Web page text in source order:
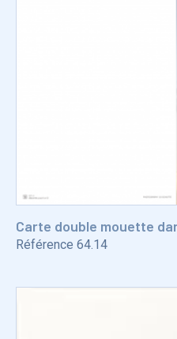
Carte double mouette
Référence 64.14